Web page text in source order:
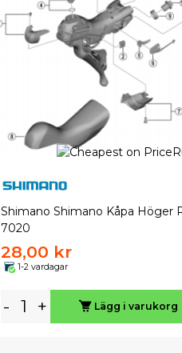
Shimano Shimano Kåpa Höger
7020
28,00 kr
1-2 vardagar
- + Lägg i varukorg